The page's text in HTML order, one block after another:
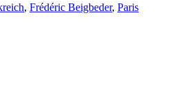
, Frédéric Beigbeder, Paris